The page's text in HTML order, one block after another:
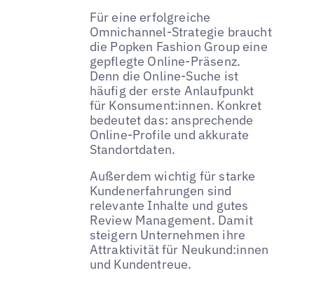
Für eine erfolgreiche
Omnichannel-Strategie braucht
die Popken Fashion Group eine
gepflegte Online-Präsenz.
Denn die Online-Suche ist
häufig der erste Anlaufpunkt
für Konsument:innen. Konkret
bedeutet das: ansprechende
Online-Profile und akkurate
Standortdaten.
Außerdem wichtig für starke
Kundenerfahrungen sind
relevante Inhalte und gutes
Review Management. Damit
steigern Unternehmen ihre
Attraktivität für Neukund:innen
und Kundentreue.